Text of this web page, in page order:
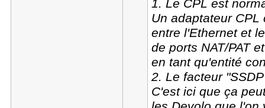
1. Le CPL est
Un adaptateur
entre l'Ethernet et
de ports NAT/PAT
en tant qu'entité
2. Le facteur
C'est ici que ça